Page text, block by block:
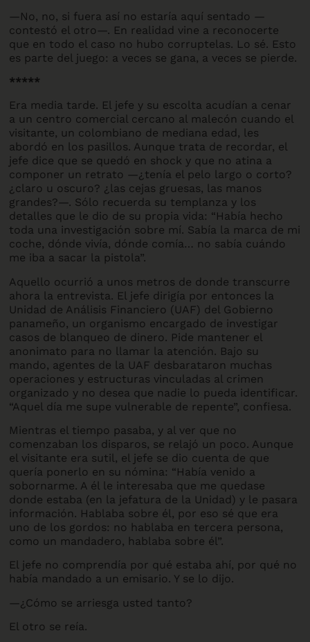
—No, no, si fuera así no estaría aquí sentado —
contestó el otro—. En realidad vine a reconocerte
que en todo el caso no hubo corruptelas. Lo sé. Esto
es parte del juego: a veces se gana, a veces se pierde.
*****
Era media tarde. El jefe y su escolta acudían a cenar
a un centro comercial cercano al malecón cuando el
visitante, un colombiano de mediana edad, les
abordó en los pasillos. Aunque trata de recordar, el
jefe dice que se quedó en shock y que no atina a
componer un retrato —¿tenía el pelo largo o corto?
¿claro u oscuro? ¿las cejas gruesas, las manos
grandes?—. Sólo recuerda su templanza y los
detalles que le dio de su propia vida: “Había hecho
toda una investigación sobre mí. Sabía la marca de mi
coche, dónde vivía, dónde comía… no sabía cuándo
me iba a sacar la pistola”.
Aquello ocurrió a unos metros de donde transcurre
ahora la entrevista. El jefe dirigía por entonces la
Unidad de Análisis Financiero (UAF) del Gobierno
panameño, un organismo encargado de investigar
casos de blanqueo de dinero. Pide mantener el
anonimato para no llamar la atención. Bajo su
mando, agentes de la UAF desbarataron muchas
operaciones y estructuras vinculadas al crimen
organizado y no desea que nadie lo pueda identificar.
“Aquel día me supe vulnerable de repente”, confiesa.
Mientras el tiempo pasaba, y al ver que no
comenzaban los disparos, se relajó un poco. Aunque
el visitante era sutil, el jefe se dio cuenta de que
quería ponerlo en su nómina: “Había venido a
sobornarme. A él le interesaba que me quedase
donde estaba (en la jefatura de la Unidad) y le pasara
información. Hablaba sobre él, por eso sé que era
uno de los gordos: no hablaba en tercera persona,
como un mandadero, hablaba sobre él”.
El jefe no comprendía por qué estaba ahí, por qué no
había mandado a un emisario. Y se lo dijo.
—¿Cómo se arriesga usted tanto?
El otro se reía.